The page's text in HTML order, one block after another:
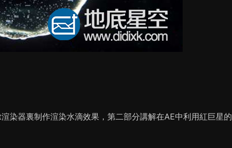
染器裏制作渲染水滴效果，第二部分講解在AE中利用紅巨星的